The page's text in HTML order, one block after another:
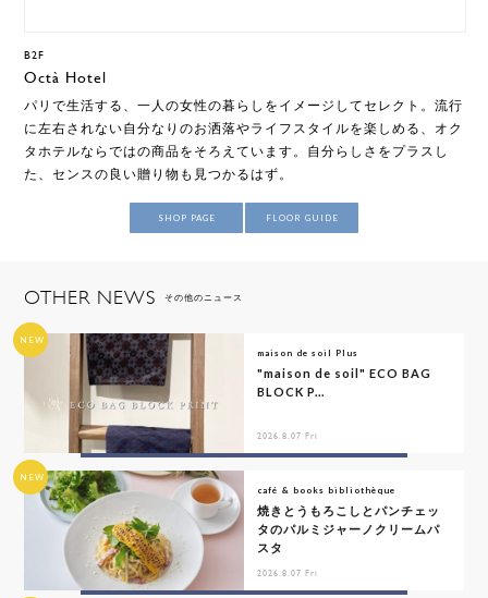
B2F
Octà Hotel
パリで生活する、一人の女性の暮らしをイメージしてセレクト。流行
に左右されない自分なりのお洒落やライフスタイルを楽しめる、オク
タホテルならではの商品をそろえています。自分らしさをプラスし
た、センスの良い贈り物も見つかるはず。
SHOP PAGE FLOOR GUIDE
OTHER NEWS その他のニュース
NEW
maison de soil Plus
"maison de soil" ECO BAG
BLOCK P...
2026.8.07 Fri
NEW
café & books bibliothèque
焼きとうもろこしとパンチェッ
タのパルミジャーノクリームパ
スタ
2026.8.07 Fri